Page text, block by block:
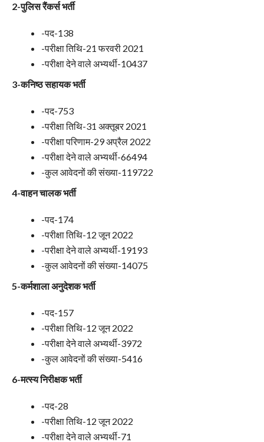
2-पुलिस रैंकर्स भर्ती
-पद-138
-परीक्षा तिथि-21 फरवरी 2021
-परीक्षा देने वाले अभ्यर्थी-10437
3-कनिष्ठ सहायक भर्ती
-पद-753
-परीक्षा तिथि-31 अक्तूबर 2021
-परीक्षा परिणाम-29 अप्रैल 2022
-परीक्षा देने वाले अभ्यर्थी-66494
-कुल आवेदनों की संख्या-119722
4-वाहन चालक भर्ती
-पद-174
-परीक्षा तिथि-12 जून 2022
-परीक्षा देने वाले अभ्यर्थी-19193
-कुल आवेदनों की संख्या-14075
5-कर्मशाला अनुदेशक भर्ती
-पद-157
-परीक्षा तिथि-12 जून 2022
-परीक्षा देने वाले अभ्यर्थी-3972
-कुल आवेदनों की संख्या-5416
6-मत्स्य निरीक्षक भर्ती
-पद-28
-परीक्षा तिथि-12 जून 2022
-परीक्षा देने वाले अभ्यर्थी-71